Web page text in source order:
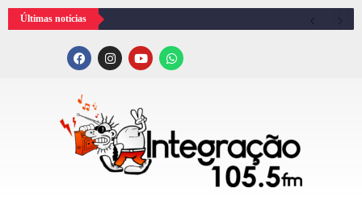
Últimas notícias